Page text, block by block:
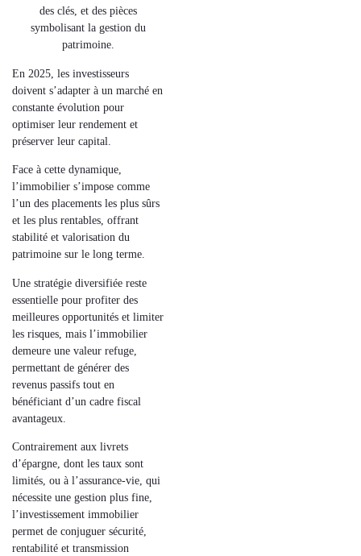
En 2025, les investisseurs
doivent s’adapter à un marché en
constante évolution pour
optimiser leur rendement et
préserver leur capital.
Face à cette dynamique,
l’immobilier s’impose comme
l’un des placements les plus sûrs
et les plus rentables, offrant
stabilité et valorisation du
patrimoine sur le long terme.
Une stratégie diversifiée reste
essentielle pour profiter des
meilleures opportunités et limiter
les risques, mais l’immobilier
demeure une valeur refuge
permettant de générer des
revenus passifs tout en
bénéficiant d’un cadre fiscal
avantageux.
Contrairement aux livrets
d’épargne, dont les taux sont
limités, ou à l’assurance-vie, qui
nécessite une gestion plus fine,
l’investissement immobilier
permet de conjuguer sécurité,
rentabilité et transmission